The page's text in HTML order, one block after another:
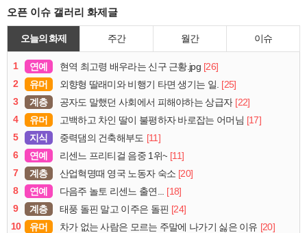
오픈 이슈 갤러리 화제글
오늘의 화제 주간 월간 이슈
1 연예 현역 최고령 배우라는 신구 근황.jpg [26]
2
유머 외향형 딸래미와 비행기 타면 생기는 일. [25]
3
계층 공자도 말했던 사회에서 피해야하는 상급자 [22]
4
유머 고백하고 차인 딸이 불평하자 바로잡는 어머님 [17]
5
지식 중력댐의 건축해부도 [11]
6
연예 리센느 프리티걸 음중 1위~ [11]
7
계층 산업혁명때 영국 노동자 숙소 [20]
8
연예 다음주 놀토 리센느 출연... [18]
9
계층 태풍 돌핀 말고 이주은 돌핀 [24]
10
유머 차가 없는 사람은 모르는 주말에 나가기 싫은 이유 [20]